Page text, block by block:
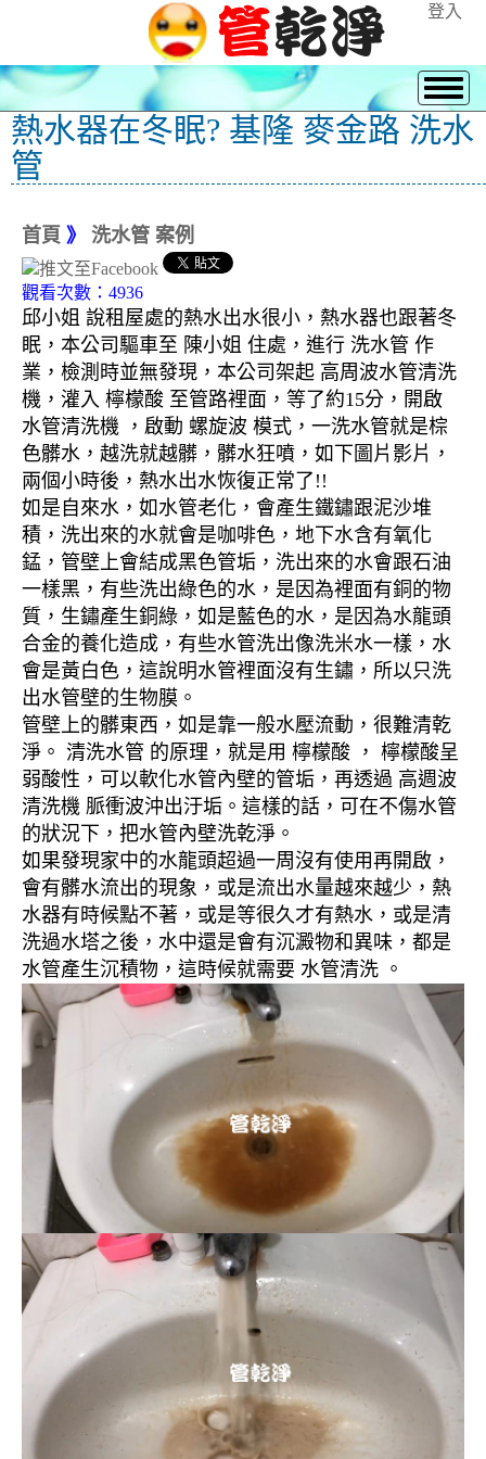
登入
熱水器在冬眠? 基隆 麥金路 洗水
管
首頁 》 洗水管 案例
觀看次數：4936
邱小姐 說租屋處的熱水出水很小，熱水器也跟著冬
眠，本公司驅車至 陳小姐 住處，進行 洗水管 作
業，檢測時並無發現，本公司架起 高周波水管清洗
機，灌入 檸檬酸 至管路裡面，等了約15分，開啟
水管清洗機 ，啟動 螺旋波 模式，一洗水管就是棕
色髒水，越洗就越髒，髒水狂噴，如下圖片影片，
兩個小時後，熱水出水恢復正常了!!
如是自來水，如水管老化，會產生鐵鏽跟泥沙堆
積，洗出來的水就會是咖啡色，地下水含有氧化
錳，管壁上會結成黑色管垢，洗出來的水會跟石油
一樣黑，有些洗出綠色的水，是因為裡面有銅的物
質，生鏽產生銅綠，如是藍色的水，是因為水龍頭
合金的養化造成，有些水管洗出像洗米水一樣，水
會是黃白色，這說明水管裡面沒有生鏽，所以只洗
出水管壁的生物膜。
管壁上的髒東西，如是靠一般水壓流動，很難清乾
淨。 清洗水管 的原理，就是用 檸檬酸 ， 檸檬酸呈
弱酸性，可以軟化水管內壁的管垢，再透過 高週波
清洗機 脈衝波沖出汙垢。這樣的話，可在不傷水管
的狀況下，把水管內壁洗乾淨。
如果發現家中的水龍頭超過一周沒有使用再開啟，
會有髒水流出的現象，或是流出水量越來越少，熱
水器有時候點不著，或是等很久才有熱水，或是清
洗過水塔之後，水中還是會有沉澱物和異味，都是
水管產生沉積物，這時候就需要 水管清洗 。